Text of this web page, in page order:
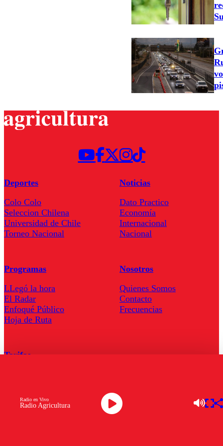
Radio Agricultura
Radio en Vivo
Deportes
Colo Colo
Seleccion Chilena
Universidad de Chile
Torneo Nacional
Noticias
Dato Practico
Economía
Internacional
Nacional
Programas
LLegó la hora
El Radar
Enfoqué Público
Hoja de Ruta
Nosotros
Quienes Somos
Contacto
Frecuencias
Tarifas